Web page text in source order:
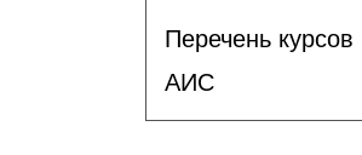
Перечень курсов
АИС